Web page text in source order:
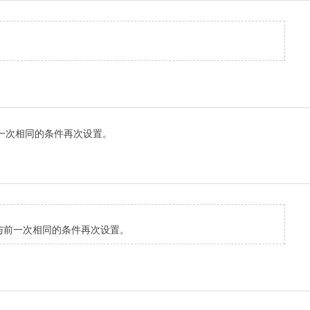
相同的条件再次设置。
一次相同的条件再次设置。